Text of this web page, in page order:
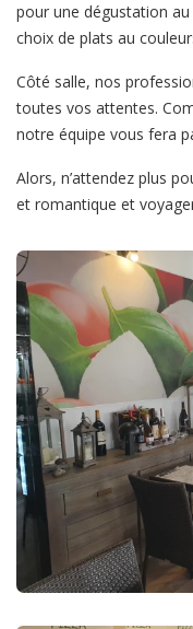
pour une dégustation
choix de plats au
Côté salle, nos
toutes vos attentes.
notre équipe vous fera
Alors, n’attendez plus
et romantique et